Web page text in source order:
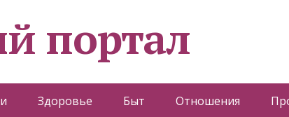
портал
Здоровье Быт Отношения